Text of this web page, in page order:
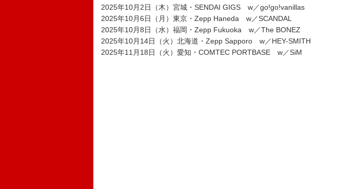
2025年10月2日（木）宮城・SENDAI GIGS w／go!go!vanillas
2025年10月6日（月）東京・Zepp Haneda w／SCANDAL
2025年10月8日（水）福岡・Zepp Fukuoka w／The BONEZ
2025年10月14日（火）北海道・Zepp Sapporo w／HEY-SMITH
2025年11月18日（火）愛知・COMTEC PORTBASE w／SiM